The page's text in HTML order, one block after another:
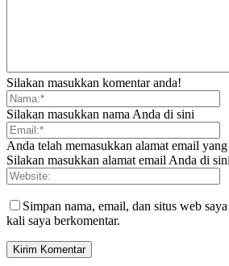
Silakan masukkan komentar anda!
Silakan masukkan nama Anda di sini
Anda telah memasukkan alamat email
Silakan masukkan alamat email Anda di sini
Simpan nama, email, dan situs web
kali saya berkomentar.